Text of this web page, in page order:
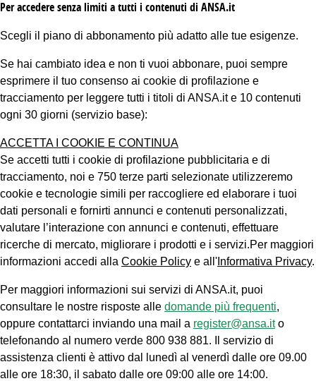
Per accedere senza limiti a tutti i contenuti di ANSA.it
Scegli il piano di abbonamento più adatto alle tue esigenze.
Se hai cambiato idea e non ti vuoi abbonare, puoi sempre
esprimere il tuo consenso ai cookie di profilazione e
tracciamento per leggere tutti i titoli di ANSA.it e 10 contenuti
ogni 30 giorni (servizio base):
ACCETTA I COOKIE E CONTINUA
Se accetti tutti i cookie di profilazione pubblicitaria e di
tracciamento, noi e 750 terze parti selezionate utilizzeremo
cookie e tecnologie simili per raccogliere ed elaborare i tuoi
dati personali e fornirti annunci e contenuti personalizzati,
valutare l’interazione con annunci e contenuti, effettuare
ricerche di mercato, migliorare i prodotti e i servizi.Per maggiori
informazioni accedi alla Cookie Policy e all' Informativa Privacy.
Per maggiori informazioni sui servizi di ANSA.it, puoi
consultare le nostre risposte alle domande più frequenti,
oppure contattarci inviando una mail a register@ansa.ito
telefonando al numero verde 800 938 881. Il servizio di
assistenza clienti è attivo dal lunedì al venerdì dalle ore 09.00
alle ore 18:30, il sabato dalle ore 09:00 alle ore 14:00.